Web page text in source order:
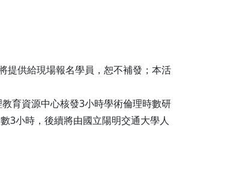
提供給現場報名學員，恕不補發；本活
育資源中心核發3小時學術倫理時數研
3小時，後續將由國立陽明交通大學人